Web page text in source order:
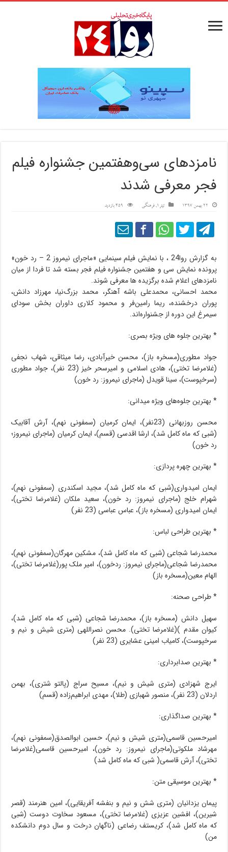
نامزدهای سی‌وهفتمین جشنواره فیلم
فجر معرفی شدند
22 بهمن 1397 تیتر1 ,فرهنگی 459 بازدید
به گزارش روا24 ، با نمایش فیلم سینمایی «ماجرای نیمروز 2 – رد خون»
پرونده نمایش سی و هفتمین جشنواره فیلم فجر بسته شد تا فردا از میان
نامزدهای اعلام شده برگزیده ها معرفی شوند.
محمد احسانی، محمدعلی باشه آهنگر، محمد بزرگ‌نیا، مهرزاد دانش،
پوران درخشنده، ریما رامین‌فر و محمود کلاری داوران بخش سودای
سیمرغ این دوره از جشنواره‌اند.
* بهترین جلوه های ویژه بصری:
جواد مطوری(مسخره باز)، محسن خیرآبادی، رضا میثاقی، شهاب نجفی
(غلامرضا تختی)، هادی اسلامی و امیرسحر خیز (23 نفر)، جواد مطوری
(سرخپوست)، سینا قویدل (ماجرای نیمروز: رد خون)
* بهترین جلوه‌های ویژه میدانی:
محسن روزبهانی (23نفر)، ایمان کرمیان (سمفونی نهم)، آرش آقابیک
(شبی که ماه کامل شد)، ارشا اقدسی (قسم)، ایمان کرمیان (ماجرای نیمروز؛
رد خون)
* بهترین چهره پردازی:
ایمان امیدواری(شبی که ماه کامل شد)، مجید اسکندری (سمفونی نهم)،
شهرام خلج (ماجرای نیمروز: رد خون)، سعید ملکان (غلامرضا تختی)،
ایمان امیدواری (مسخره باز)، عباس عباسی (23 نفر)
* بهترین طراحی لباس:
محمدرضا شجاعی (شبی که ماه کامل شد)، مشکین مهرگان(سمفونی نهم)،
محمدرضا شجاعی(ماجرای نیمروز: ردخون)، امیر ملک پور(غلامرضا تختی)،
الهام معین(مسخره باز)
* طراحی صحنه:
سهیل دانش (مسخره باز)، محمدرضا شجاعی (شبی که ماه کامل شد)،
کیوان مقدم )(غلامرضا تختی). محسن نصراللهی (متری شیش و نیم و
سرخپوست)، کامیاب امینی عشایری (23 نفر)
* بهترین صدابرداری:
ایرج شهزادی (متری شیش و نیم)، مسیح سراج (پالتو شتری)، بهمن
اردلان (23 نفر)، منصور شهبازی (طلا)، مهدی ابراهیم‌زاده (قسم)
* بهترین صداگذاری:
امیرحسین قاسمی(متری شیش و نیم)، حسین ابوالصدق(سمفونی نهم)،
مهرشاد ملکوتی(ماجرای نیمروز: رد خون)، امیرحسین قاسمی(غلامرضا
تختی)، آرش قاسمی( شبی که ماه کامل شد)
* بهترین موسیقی متن:
پیمان یزدانیان (متری شش و نیم و بنفشه آفریقایی)، امین هنرمند (قصر
شیرین)، افشین عزیزی (غلامرضا تختی)، مسعود سخاوت دوست (شبی
که ماه کامل شد)، کریستف رضاعی (ناگهان درخت و سال دوم دانشکده
من)